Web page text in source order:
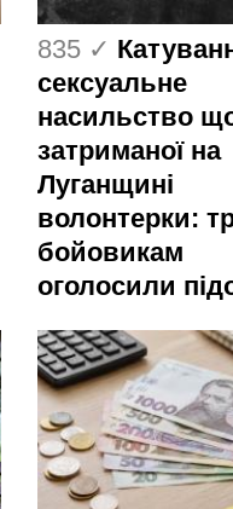
835 ✓
сексуальне
насильство
затриманої на
Луганщині
волонтерки:
бойовикам
оголосили